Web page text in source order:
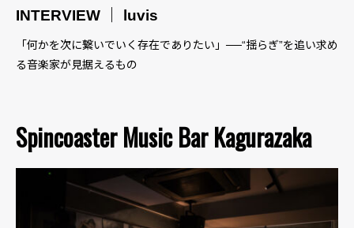
INTERVIEW ｜ luvis
「何かを次に繋いでいく存在でありたい」──“揺らぎ”を追い求め
る音楽家が見据えるもの
Spincoaster Music Bar Kagurazaka